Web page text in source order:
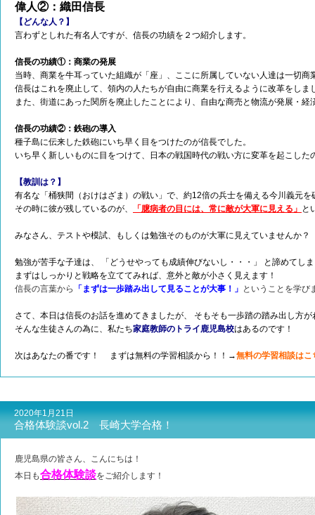
偉人②：織田信長
【どんな人？】
言わずとしれた有名人ですが、信長の功績を２つ紹介します。
信長の功績①：商業の発展
当時、商業を牛耳っていた組織が「座」、ここに所属していない人達は一切商
信長はこれを廃止して、領内の人たちが自由に商業を行えるように改革をしま
また、街道にあった関所を廃止したことにより、 自由な商売と物流が発展・経
信長の功績②：鉄砲の導入
種子島に伝来した鉄砲にいち早く目をつけたのが信長でした。
いち早く新しいものに目をつけて、日本の戦国時代の戦い方に変革を起こし
【教訓は？】
有名な「桶狭間（おけはざま）の戦い」で、約12倍の兵士を備える今川義元
その時に彼が残しているのが、
「臆病者の目には、常に敵が大軍に見える」 と
みなさん、テストや模試、もしくは勉強そのものが大軍に見えていませんか？
勉強が苦手な子達は、 「どうせやっても成績伸びないし・・・」 と諦めてし
まずはしっかりと戦略を立ててみれば、意外と敵が小さく見えます！
信長の言葉から
「まずは一歩踏み出して見ることが大事！」 ということを学び
さて、本日は信長のお話を進めてきましたが、 そもそも一歩踏の踏み出し方
そんな生徒さんの為に、私たち家庭教師のトライ鹿児島校はあるのです！
次はあなたの番です！ まずは無料の学習相談から！！→無料の学習相談はこ
2020年1月21日
合格体験談vol.2 長崎大学合格！
鹿児島県の皆さん、こんにちは！
本日も合格体験談をご紹介します！